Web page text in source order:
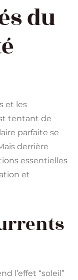
du
et les
tentant de
parfaite se
derrière
essentielles
et
l’effet “soleil”